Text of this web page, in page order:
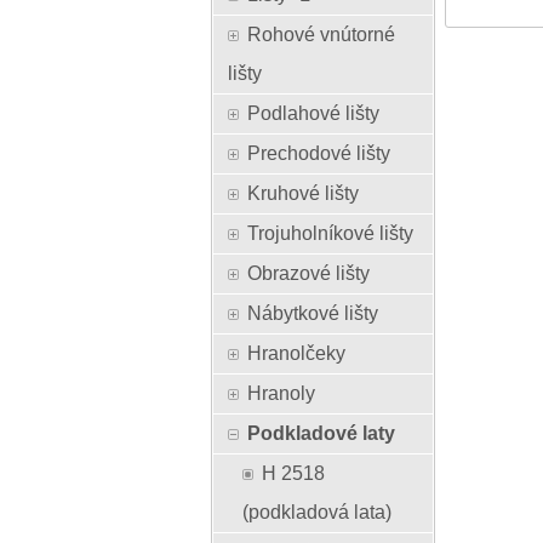
Rohové vnútorné
lišty
Podlahové lišty
Prechodové lišty
Kruhové lišty
Trojuholníkové lišty
Obrazové lišty
Nábytkové lišty
Hranolčeky
Hranoly
Podkladové laty
H 2518
(podkladová lata)